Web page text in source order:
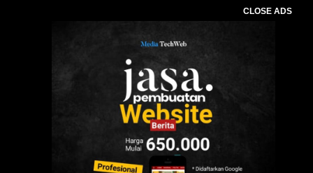
CLOSE ADS